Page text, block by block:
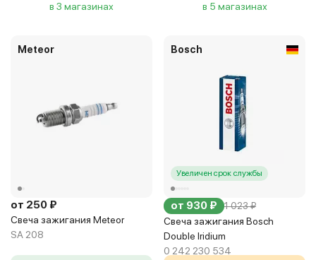
в 3 магазинах
в 5 магазинах
Meteor
от 250 ₽
Свеча зажигания Meteor
SA 208
Bosch
Увеличен срок службы
от 930 ₽ 1 023 ₽
Свеча зажигания Bosch
Double Iridium
0 242 230 534